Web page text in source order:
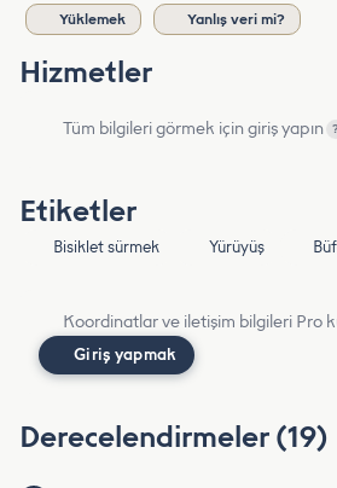
Yüklemek Yanlış veri mi?
Hizmetler
Tüm bilgileri görmek için giriş yapın ?
Etiketler
Bisiklet sürmek Yürüyüş
Koordinatlar ve iletişim bilgileri Pro
Giriş yapmak
Derecelendirmeler (19)